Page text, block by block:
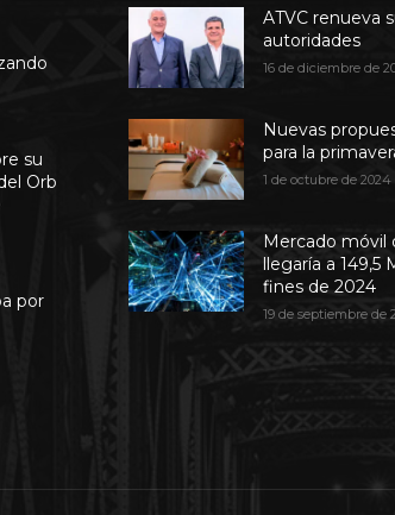
su
Orb
por
ATVC renueva
autoridades
16 de diciembre de
Nuevas
para la
1 de octubre de 2024
Mercado móvil
llegaría a 149,5
fines de 2024
19 de septiembre de